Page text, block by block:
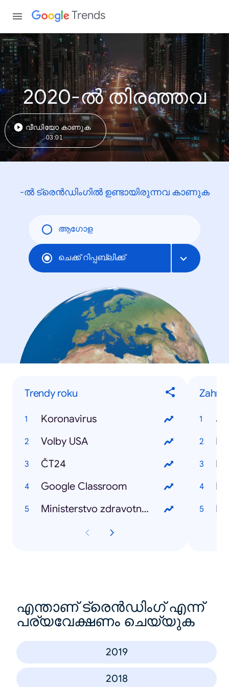
Trends
2020-ൽ തിരഞ്ഞവ
വീഡിയോ കാണുക
03:01
-ൽ ട്രെൻഡിംഗിൽ ഉണ്ടായിരുന്നവ കാണുക
ആഗോള
ചെക്ക് റിപ്പബ്ലിക്ക്
Trendy roku
Koronavirus
Volby USA
ČT24
Google Classroom
Ministerstvo zdravotnictví
എന്താണ് ട്രെൻഡിംഗ് എന്ന്
പര്യവേക്ഷണം ചെയ്യുക
2019
2018